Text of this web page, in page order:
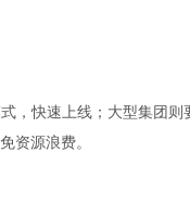
，快速上线；大型集团
资源浪费。